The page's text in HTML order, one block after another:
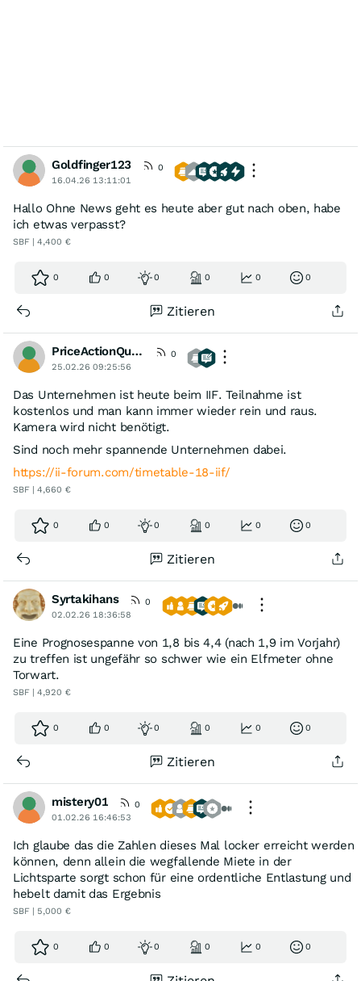
Goldfinger123
0
16.04.26 13:11:01
Hallo Ohne News geht es heute aber gut nach oben, habe
ich etwas verpasst?
SBF | 4,400 €
0 0 0 0 0 0
Zitieren
PriceActionQueen
0
25.02.26 09:25:56
Das Unternehmen ist heute beim IIF. Teilnahme ist
kostenlos und man kann immer wieder rein und raus.
Kamera wird nicht benötigt.
Sind noch mehr spannende Unternehmen dabei.
https://ii-forum.com/timetable-18-iif/
SBF | 4,660 €
0 0 0 0 0 0
Zitieren
Syrtakihans
0
02.02.26 18:36:58
Eine Prognosespanne von 1,8 bis 4,4 (nach 1,9 im Vorjahr)
zu treffen ist ungefähr so schwer wie ein Elfmeter ohne
Torwart.
SBF | 4,920 €
0 0 0 0 0 0
Zitieren
mistery01
0
01.02.26 16:46:53
Ich glaube das die Zahlen dieses Mal locker erreicht werden
können, denn allein die wegfallende Miete in der
Lichtsparte sorgt schon für eine ordentliche Entlastung und
hebelt damit das Ergebnis
SBF | 5,000 €
0 0 0 0 0 0